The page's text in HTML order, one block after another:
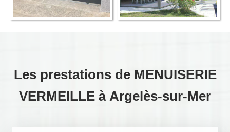
Les prestations de MENUISERIE
VERMEILLE à Argelès-sur-Mer